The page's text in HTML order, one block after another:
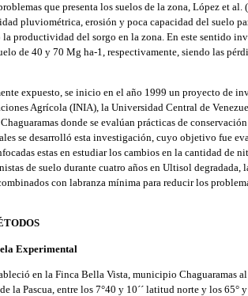
que presenta los suelos de la zona, López et
pluviométrica, erosión y poca capacidad del suelo
productividad del sorgo en la zona. En este sentido
de 40 y 70 Mg ha-1, respectivamente, siendo las
expuesto, se inicio en el año 1999 un proyecto de
Agrícola (INIA), la Universidad Central de
donde se evalúan prácticas de
se desarrolló esta investigación, cuyo objetivo fue
estas en estudiar los cambios en la cantidad de
de suelo durante cuatro años en Ultisol degradada,
con labranza mínima para reducir los
Experimental
en la Finca Bella Vista, municipio Chaguaramas
la Pascua, entre los 7°40 y 10´´ latitud norte y los 65°